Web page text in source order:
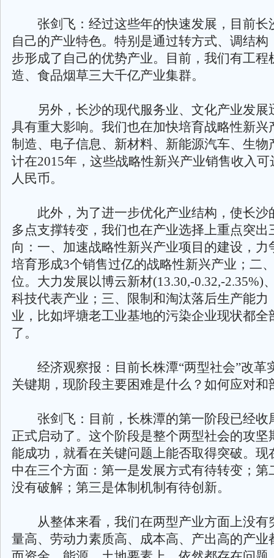
张剑飞：经过这些年的快速发展，目前长
自己的产业特色。特别是通过转方式、调结构
步形成了自己的优势产业。目前，我们有工程
造、食品烟草三大千亿产业集群。
另外，长沙的现代服务业、文化产业发展
具有重大影响。我们也在加快培育战略性新兴
制造、电子信息、新材料、新能源汽车、生物
计在2015年，这些战略性新兴产业销售收入可
人民币。
此外，为了进一步优化产业结构，使长沙
多点支撑转变，我们也在产业选择上重点突出
向：一、加速战略性新兴产业项目的建设，力
培育形成3个销售过亿的战略性新兴产业；二
位。大力发展以博云新材(13.30,-0.32,-2.35%)
科技代表产业；三、限制和淘汰落后生产能力
业，比如坪塘老工业基地的污染企业现状都全
了。
经济观察报：目前长株潭“两型社会”改革
关键期，现阶段主要困难是什么？如何应对和
张剑飞：目前，长株潭的第一阶段已经收
正式启动了。这个阶段是整个两型社会的攻坚
能成功，就看在关键问题上能否取得突破。现
中在三个方面：第一是发展方式有待转变；第
没有破解；第三是体制机制有待创新。
从整体来看，我们在两型产业方面上没有
量高、劳动力素质高、成本高、产出高的产业